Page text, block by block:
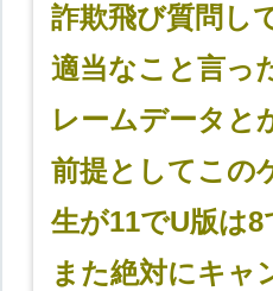
詐欺飛び質問し
適当なこと言っ
レームデータと
前提としてこの
生が11でU版は8
また絶対にキャ